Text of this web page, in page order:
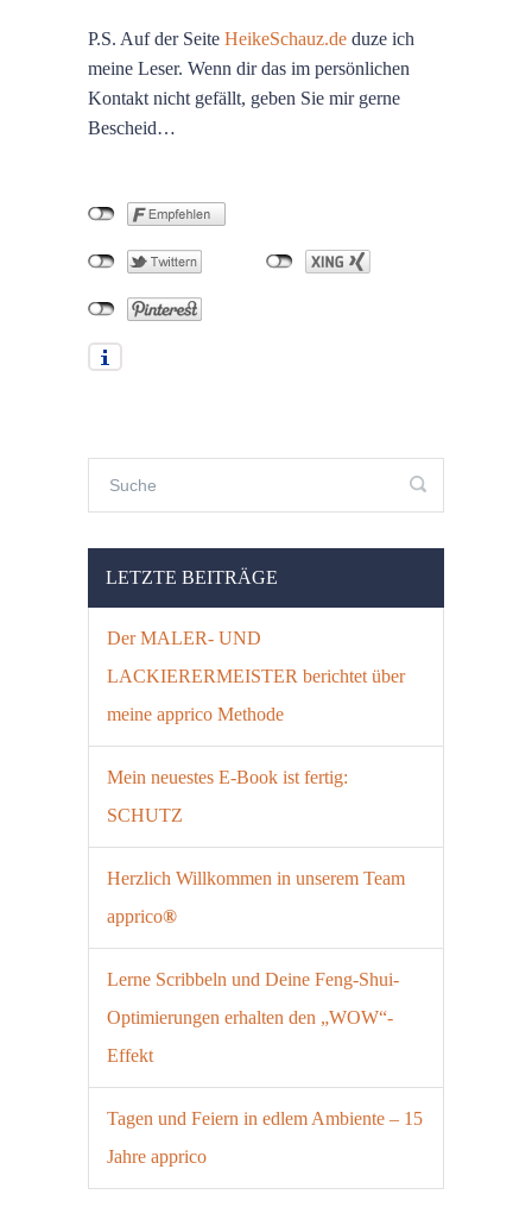
P.S. Auf der Seite HeikeSchauz.de duze ich
meine Leser. Wenn dir das im persönlichen
Kontakt nicht gefällt, geben Sie mir gerne
Bescheid…
LETZTE BEITRÄGE
Der MALER- UND
LACKIERERMEISTER berichtet über
meine apprico Methode
Mein neuestes E-Book ist fertig:
SCHUTZ
Herzlich Willkommen in unserem Team
apprico®
Lerne Scribbeln und Deine Feng-Shui-
Optimierungen erhalten den „WOW“-
Effekt
Tagen und Feiern in edlem Ambiente – 15
Jahre apprico